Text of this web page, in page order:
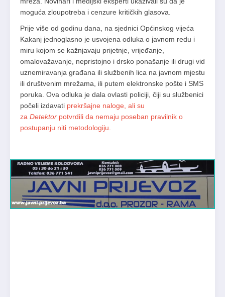
moguća zloupotreba i cenzure kritičkih glasova.
Prije više od godinu dana, na sjednici Općinskog vijeća
Kakanj jednoglasno je usvojena odluka o javnom redu i
miru kojom se kažnjavaju prijetnje, vrijeđanje,
omalovažavanje, nepristojno i drsko ponašanje ili drugi vid
uznemiravanja građana ili službenih lica na javnom mjestu
ili društvenim mrežama, ili putem elektronske pošte i SMS
poruka. Ova odluka je dala ovlasti policiji, čiji su službenici
počeli izdavati prekršajne naloge, ali su
za Detektor potvrdili da nemaju poseban pravilnik o
postupanju niti metodologiju.